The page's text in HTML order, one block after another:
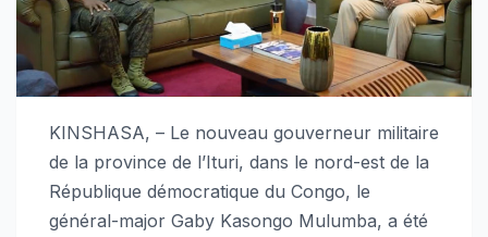
KINSHASA, – Le nouveau gouverneur militaire
de la province de l’Ituri, dans le nord-est de la
République démocratique du Congo, le
général-major Gaby Kasongo Mulumba, a été